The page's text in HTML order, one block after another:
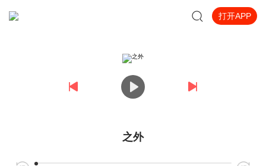
打开APP
之外